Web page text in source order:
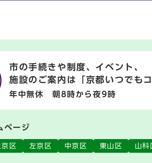
市の手続きや制度、イベント、
施設のご案内は
「京都いつでも
年中無休 朝8時から夜9時
ページ
京区 左京区 中京区 東山区 山科